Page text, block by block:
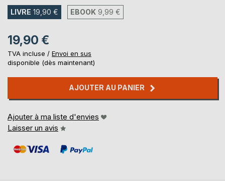
LIVRE 19,90 € EBOOK 9,99 €
19,90 €
TVA incluse / Envoi en sus
disponible (dès maintenant)
AJOUTER AU PANIER
Ajouter à ma liste d'envies
Laisser un avis